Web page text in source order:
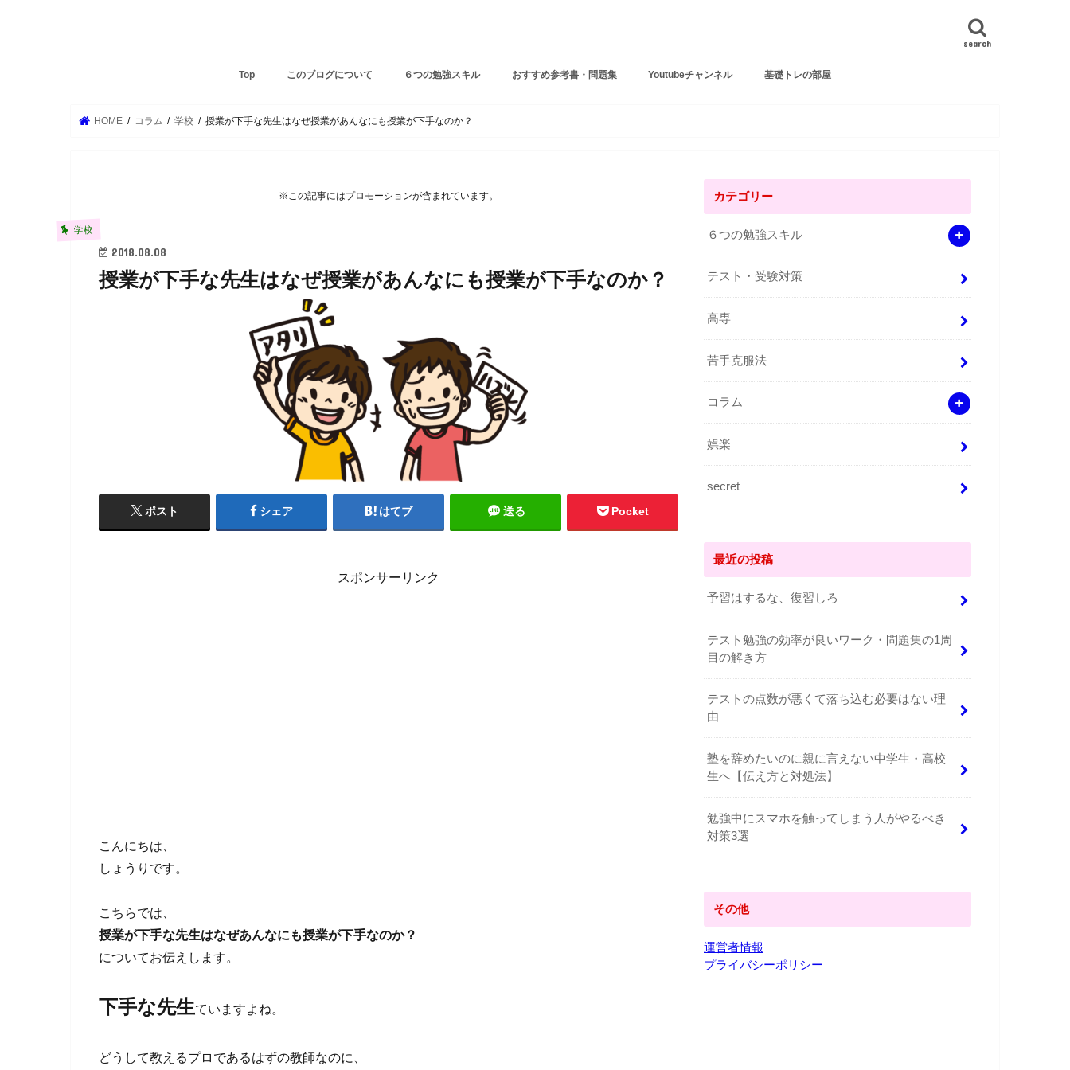
search
Top このブログについて ６つの勉強スキル おすすめ参考書・問題集 Youtubeチャンネル 基礎トレの部屋
HOME コラム 学校 授業が下手な先生はなぜ授業があんなにも授業が下手なのか？
※この記事にはプロモーションが含まれています。
学校
2018.08.08
授業が下手な先生はなぜ授業があんなにも授業が下手なのか？
ポスト シェア はてブ 送る Pocket
スポンサーリンク
こんにちは、
しょうりです。
こちらでは、
授業が下手な先生はなぜあんなにも授業が下手なのか？
についてお伝えします。
下手な先生ていますよね。
どうして教えるプロであるはずの教師なのに、
カテゴリー
６つの勉強スキル
テスト・受験対策
高専
苦手克服法
コラム
娯楽
secret
最近の投稿
予習はするな、復習しろ
テスト勉強の効率が良いワーク・問題集の1周
目の解き方
テストの点数が悪くて落ち込む必要はない理
由
塾を辞めたいのに親に言えない中学生・高校
生へ【伝え方と対処法】
勉強中にスマホを触ってしまう人がやるべき
対策3選
その他
運営者情報
プライバシーポリシー